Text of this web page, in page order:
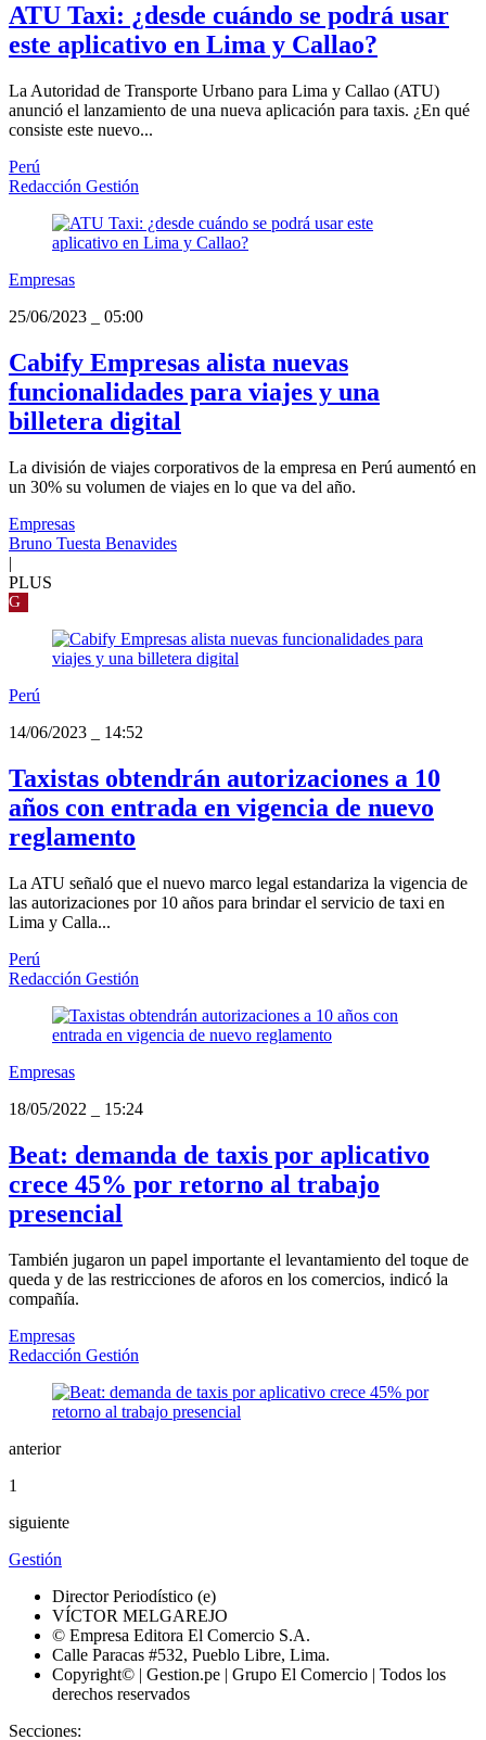
ATU Taxi: ¿desde cuándo se podrá usar
este aplicativo en Lima y Callao?
La Autoridad de Transporte Urbano para Lima y Callao (ATU)
anunció el lanzamiento de una nueva aplicación para taxis. ¿En qué
consiste este nuevo...
Perú
Redacción Gestión
Empresas
25/06/2023
05:00
Cabify Empresas alista nuevas
funcionalidades para viajes y una
billetera digital
La división de viajes corporativos de la empresa en Perú aumentó en
un 30% su volumen de viajes en lo que va del año.
Empresas
Bruno Tuesta Benavides
|
PLUS
G
Perú
14/06/2023
14:52
Taxistas obtendrán autorizaciones a 10
años con entrada en vigencia de nuevo
reglamento
La ATU señaló que el nuevo marco legal estandariza la vigencia de
las autorizaciones por 10 años para brindar el servicio de taxi en
Lima y Calla...
Perú
Redacción Gestión
Empresas
18/05/2022
15:24
Beat: demanda de taxis por aplicativo
crece 45% por retorno al trabajo
presencial
También jugaron un papel importante el levantamiento del toque de
queda y de las restricciones de aforos en los comercios, indicó la
compañía.
Empresas
Redacción Gestión
anterior
1
siguiente
Gestión
Director Periodístico (e)
VÍCTOR MELGAREJO
© Empresa Editora El Comercio S.A.
Calle Paracas #532, Pueblo Libre, Lima.
Copyright© | Gestion.pe | Grupo El Comercio | Todos los
derechos reservados
Secciones: